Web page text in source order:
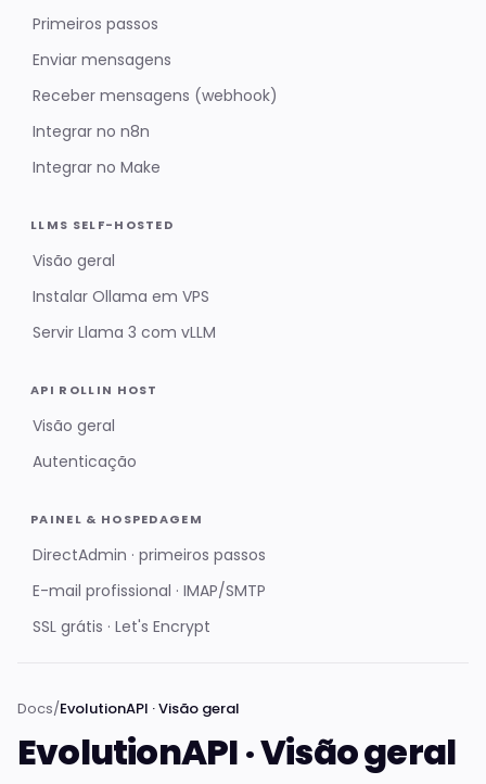
Primeiros passos
Enviar mensagens
Receber mensagens (webhook)
Integrar no n8n
Integrar no Make
LLMS SELF-HOSTED
Visão geral
Instalar Ollama em VPS
Servir Llama 3 com vLLM
API ROLLIN HOST
Visão geral
Autenticação
PAINEL & HOSPEDAGEM
DirectAdmin · primeiros passos
E-mail profissional · IMAP/SMTP
SSL grátis · Let's Encrypt
Docs/EvolutionAPI · Visão geral
EvolutionAPI · Visão geral